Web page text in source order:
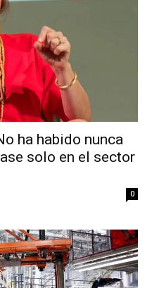
ha habido nunca
solo en el sector
0